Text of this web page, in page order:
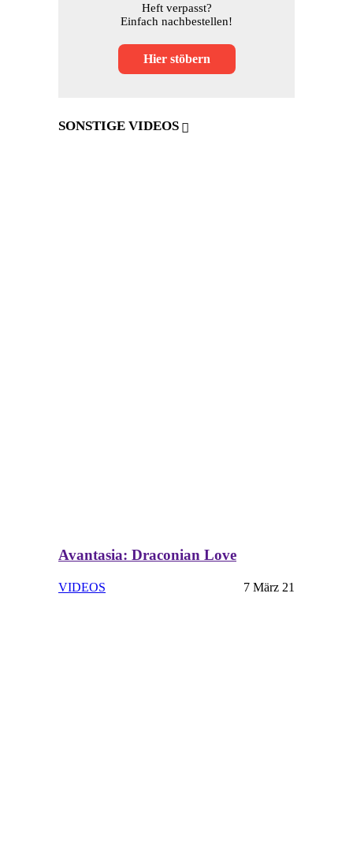
Heft verpasst?
Einfach nachbestellen!
Hier stöbern
SONSTIGE VIDEOS
Avantasia: Draconian Love
VIDEOS 7 März 21